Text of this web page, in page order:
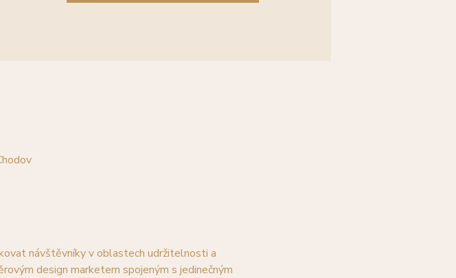
návštěvníky v oblastech udržitelnosti a
design marketem spojeným s jedinečným